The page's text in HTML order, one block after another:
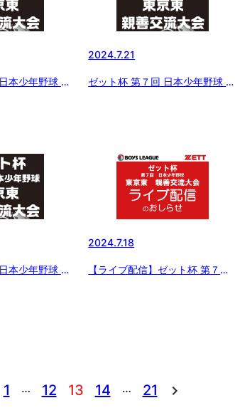
本少年野球 東
2024.7.21
ゼット杯 第７回 日本少年野球 東
本少年野球 東
2024.7.18
【ライブ配信】ゼット杯 第７回
1 … 12 13 14 … 21